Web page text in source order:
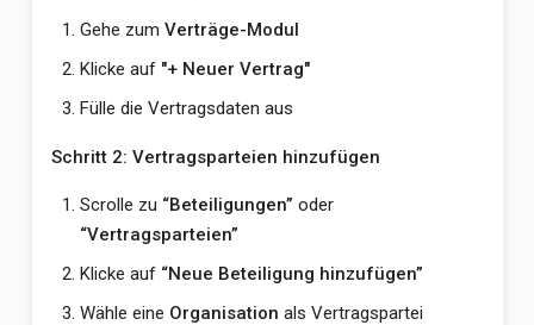
Gehe zum Verträge-Modul
Klicke auf "+ Neuer Vertrag"
Fülle die Vertragsdaten aus
Schritt 2: Vertragsparteien hinzufügen
Scrolle zu “Beteiligungen” oder
“Vertragsparteien”
Klicke auf “Neue Beteiligung hinzufügen”
Wähle eine Organisation als Vertragspartei